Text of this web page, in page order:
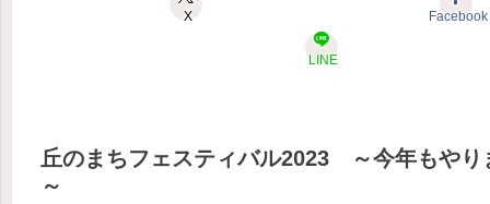
X Facebook
LINE
丘のまちフェスティバル2023 ～今年もやり
～